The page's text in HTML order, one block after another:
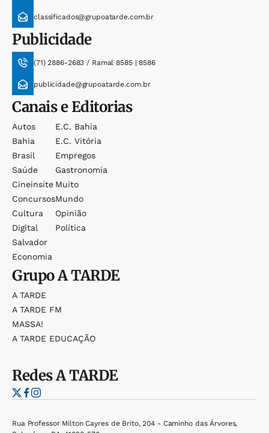
classificados@grupoatarde.com.br
Publicidade
(71) 2886-2683 / Ramal 8585 | 8586
publicidade@grupoatarde.com.br
Canais e Editorias
Autos
Bahia
Brasil
Saúde
Cineinsite
Concursos
Cultura
Digital
Salvador
Economia
E.c. Bahia
E.c. Vitória
Empregos
Gastronomia
Muito
Mundo
Opinião
Política
GrupoA TARDE
A TARDE
A TARDE FM
MASSA!
A TARDE EDUCAÇÃO
RedesA TARDE
Rua Professor Milton Cayres de Brito, 204 - Caminho das Árvores,